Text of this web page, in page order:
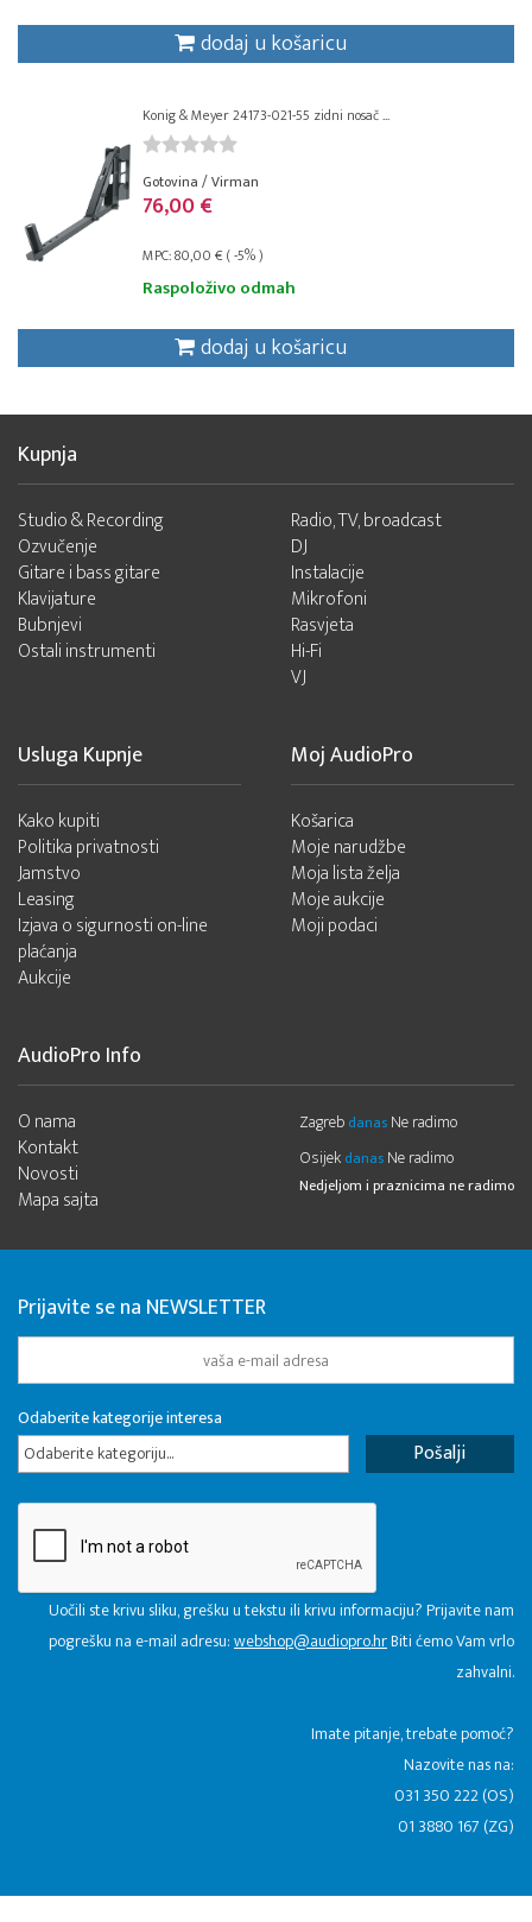
dodaj u košaricu
Konig & Meyer 24173-021-55 zidni nosač ...
Gotovina / Virman
76,00 €
MPC: 80,00 € ( -5% )
Raspoloživo odmah
dodaj u košaricu
Kupnja
Studio & Recording
Ozvučenje
Gitare i bass gitare
Klavijature
Bubnjevi
Ostali instrumenti
Radio, TV, broadcast
DJ
Instalacije
Mikrofoni
Rasvjeta
Hi-Fi
VJ
Usluga Kupnje
Kako kupiti
Politika privatnosti
Jamstvo
Leasing
Izjava o sigurnosti on-line
plaćanja
Aukcije
Moj AudioPro
Košarica
Moje narudžbe
Moja lista želja
Moje aukcije
Moji podaci
AudioPro Info
O nama
Kontakt
Novosti
Mapa sajta
Zagreb danas Ne radimo
Osijek danas Ne radimo
Nedjeljom i praznicima ne radimo
Prijavite se na NEWSLETTER
Odaberite kategorije interesa
Odaberite kategoriju...
Uočili ste krivu sliku, grešku u tekstu ili krivu informaciju? Prijavite nam
pogrešku na e-mail adresu:webshop@audiopro.hrBiti ćemo Vam vrlo
zahvalni.
​Imate pitanje, trebate pomoć?
Nazovite nas na:
031 350 222 (OS)
01 3880 167 (ZG)